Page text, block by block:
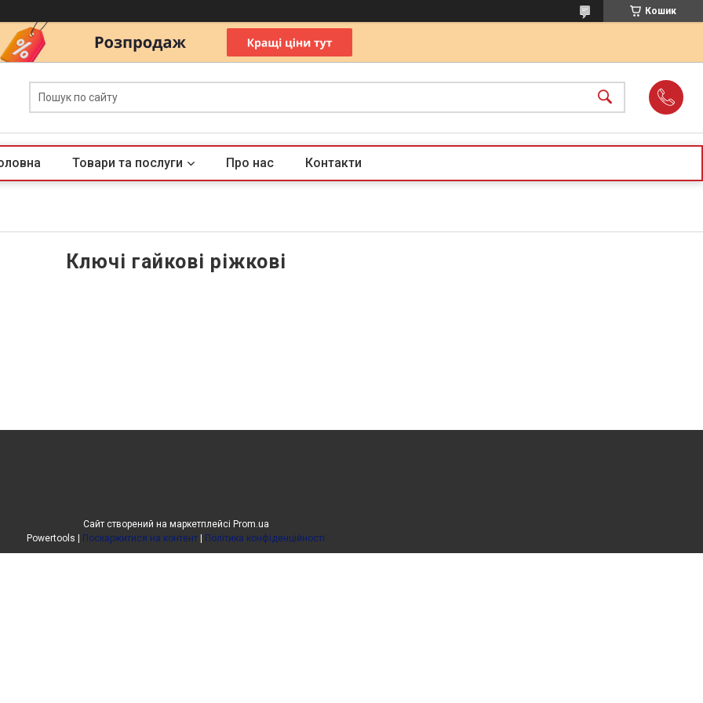
Кошик
Товари та послуги Про нас Контакти
Ключі гайкові ріжкові
Сайт створений на маркетплейсі Prom.ua
Поскаржитися на контент Політика конфіденційності